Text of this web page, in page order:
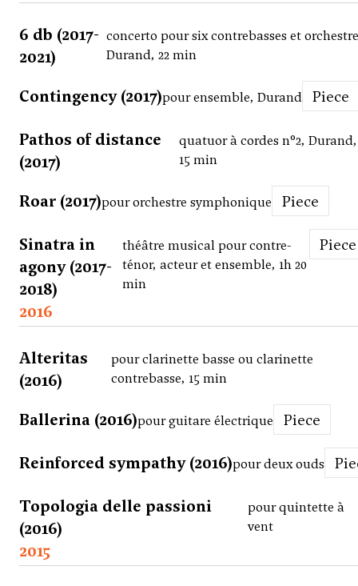
6 db (2017-
2021)
concerto pour six contrebasses et
Durand, 22 min
Contingency (2017)pour ensemble, Durand Piece
Pathos of distance
(2017)
quatuor à cordes n°2, Durand,
15 min
Roar (2017)pour orchestre symphonique Piece
Sinatra in
agony (2017-
2018)
théâtre musical pour contre-
ténor, acteur et ensemble, 1h 20
min
Piece
2016
Alteritas
(2016)
pour clarinette basse ou clarinette
contrebasse, 15 min
Ballerina (2016)pour guitare électrique Piece
Reinforced sympathy (2016)pour deux ouds
Topologia delle passioni
(2016)
pour quintette à
vent
2015